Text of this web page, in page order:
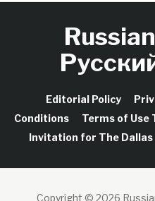
Editorial Policy
Conditions
Terms of Use
Invitation for The Dallas
Copyright © 2026